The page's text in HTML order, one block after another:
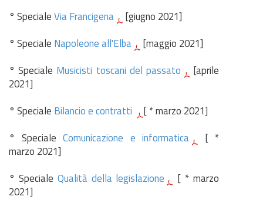
° SpecialeVia Francigena
[giugno 2021]
° Speciale Napoleone all'Elba
[maggio 2021]
° Speciale Musicisti toscani del passato
[aprile
2021]
° Speciale Bilancio e contratti
[ * marzo 2021]
° Speciale Comunicazione e informatica
[ *
marzo 2021]
° Speciale Qualità della legislazione
[ * marzo
2021]